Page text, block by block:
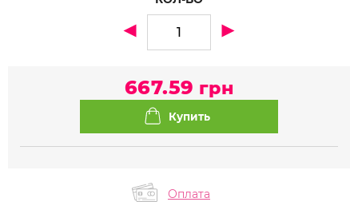
667.59 грн
Оплата